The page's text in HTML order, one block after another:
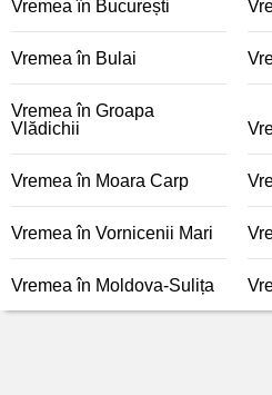
Vremea în București
Vremea în Bulai
Vremea în Groapa
Vlădichii
Vremea în Moara Carp
Vremea în Vornicenii Mari
Vremea în Moldova-Sulița